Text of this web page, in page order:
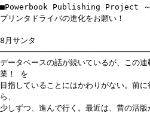
■Powerbook Publishing Project
プリンタドライバの進化をお願い！
8月サンタ
データベースの話が続いているが、この
業！ を
目指していることにはかわりがない。前
ら、
少しずつ、進んで行く。最近は、昔の活